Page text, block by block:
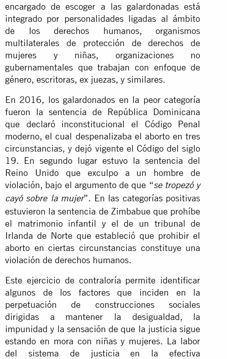
encargado de escoger a las galardonadas está
integrado por personalidades ligadas al ámbito
de los derechos humanos, organismos
multilaterales de protección de derechos de
mujeres y niñas, organizaciones no
gubernamentales que trabajan con enfoque de
género, escritoras, ex juezas, y similares.
En 2016, los galardonados en la peor categoría
fueron la sentencia de República Dominicana
que declaró inconstitucional el Código Penal
moderno, el cual despenalizaba el aborto en tres
circunstancias, y dejó vigente el Código del siglo
19. En segundo lugar estuvo la sentencia del
Reino Unido que exculpo a un hombre de
violación, bajo el argumento de que “se tropezó y
cayó sobre la mujer”. En las categorías positivas
estuvieron la sentencia de Zimbabue que prohíbe
el matrimonio infantil y el de un tribunal de
Irlanda de Norte que estableció que prohibir el
aborto en ciertas circunstancias constituye una
violación de derechos humanos.
Este ejercicio de contraloría permite identificar
algunos de los factores que inciden en la
perpetuación de construcciones sociales
dirigidas a mantener la desigualdad, la
impunidad y la sensación de que la justicia sigue
estando en mora con niñas y mujeres. La labor
del sistema de justicia en la efectiva